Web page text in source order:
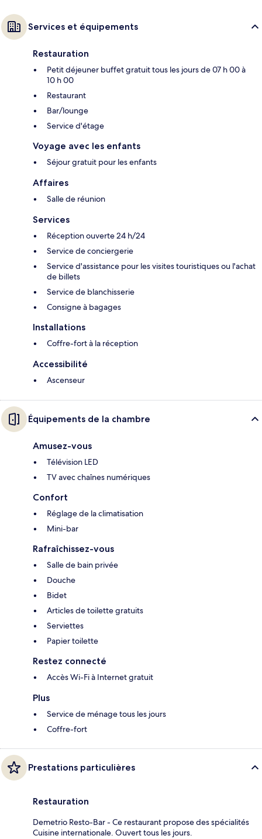
Services et équipements
Restauration
Petit déjeuner buffet gratuit tous les jours de 07 h 00 à
10 h 00
Restaurant
Bar/lounge
Service d'étage
Voyage avec les enfants
Séjour gratuit pour les enfants
Affaires
Salle de réunion
Services
Réception ouverte 24 h/24
Service de conciergerie
Service d'assistance pour les visites touristiques ou l'achat
de billets
Service de blanchisserie
Consigne à bagages
Installations
Coffre-fort à la réception
Accessibilité
Ascenseur
Équipements de la chambre
Amusez-vous
Télévision LED
TV avec chaînes numériques
Confort
Réglage de la climatisation
Mini-bar
Rafraîchissez-vous
Salle de bain privée
Douche
Bidet
Articles de toilette gratuits
Serviettes
Papier toilette
Restez connecté
Accès Wi-Fi à Internet gratuit
Plus
Service de ménage tous les jours
Coffre-fort
Prestations particulières
Restauration
Demetrio Resto-Bar - Ce restaurant propose des spécialités
Cuisine internationale. Ouvert tous les jours.